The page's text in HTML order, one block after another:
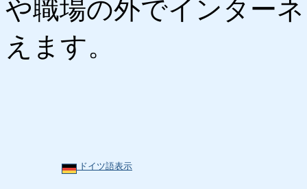
や職場の外でインター
えます。
ドイツ語表示